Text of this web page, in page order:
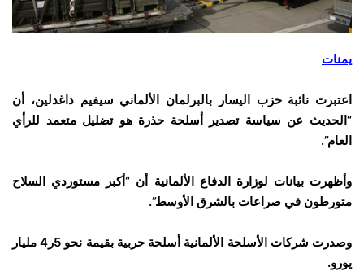
يمنات
اعتبرت نائبة حزب اليسار بالبرلمان الألماني سيفيم داغدلين، أن
“الحديث عن سياسة تصدير أسلحة حذرة هو تضليل متعمد للرأي
العام”.
وأظهرت بيانات لوزارة الدفاع الألمانية أن “أكبر مستوردي السلاح
متورطون في صراعات بالشرق الأوسط”.
وصدرت شركات الأسلحة الألمانية أسلحة حربية بقيمة نحو 5ر4 مليار
يورو.